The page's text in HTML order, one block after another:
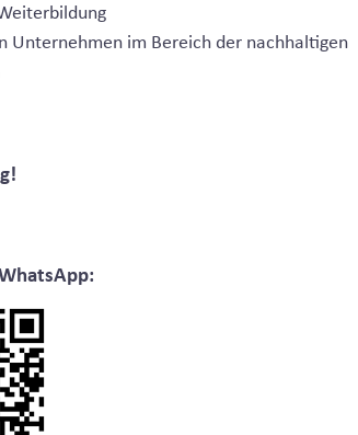
Unternehmen im Bereich der nachhaltigen